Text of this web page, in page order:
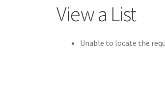
View a List
Unable to locate the